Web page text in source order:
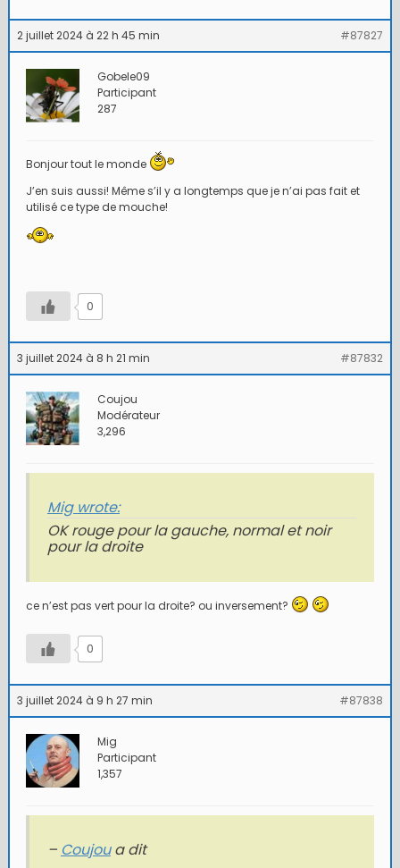
2 juillet 2024 à 22 h 45 min #87827
Gobele09
Participant
287
Bonjour tout le monde
J’en suis aussi! Même s’il y a longtemps que je n’ai pas fait et
utilisé ce type de mouche!
0
3 juillet 2024 à 8 h 21 min #87832
Coujou
Modérateur
3,296
Mig wrote:
OK rouge pour la gauche, normal et noir
pour la droite
ce n’est pas vert pour la droite? ou inversement?
0
3 juillet 2024 à 9 h 27 min #87838
Mig
Participant
1,357
– Coujoua dit